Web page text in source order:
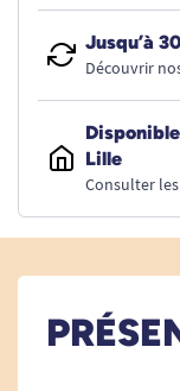
Jusqu’à
Découvrir
Lille
Consulter